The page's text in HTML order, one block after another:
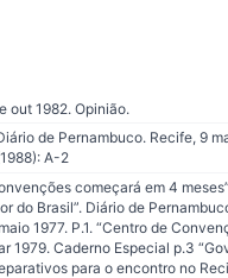
out 1982. Opinião.
de Pernambuco. Recife, 9
A-2
começará em 4
do Brasil”. Diário de
1977. P.1. “Centro de
1979. Caderno Especial p.3
para o encontro no